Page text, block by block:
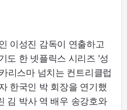
이성진 감독이 연출하고
도 한 넷플릭스 시리즈 '성
리스마 넘치는 컨트리클럽
한국인 박 회장을 연기했
김 박사 역 배우 송강호와